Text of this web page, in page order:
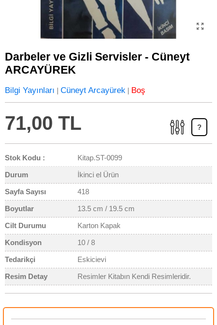
Darbeler ve Gizli Servisler - Cüneyt
ARCAYÜREK
Bilgi Yayınları | Cüneyt Arcayürek | Boş
71,00 TL ?
Stok Kodu : Kitap.ST-0099
Durum İkinci el Ürün
Sayfa Sayısı 418
Boyutlar 13.5 cm / 19.5 cm
Cilt Durumu Karton Kapak
Kondisyon 10 / 8
Tedarikçi Eskicievi
Resim Detay Resimler Kitabın Kendi Resimleridir.